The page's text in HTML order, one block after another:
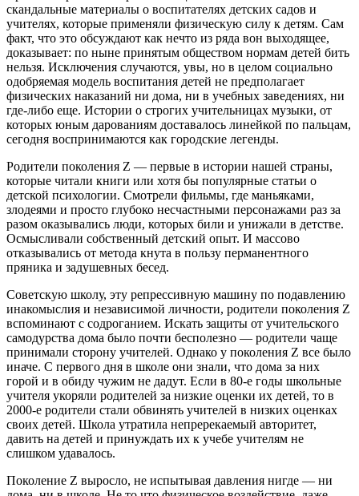
скандальные материалы о воспитателях детских садов и
учителях, которые применяли физическую силу к детям. Сам
факт, что это обсуждают как нечто из ряда вон выходящее,
доказывает: по ныне принятым обществом нормам детей бить
нельзя. Исключения случаются, увы, но в целом социально
одобряемая модель воспитания детей не предполагает
физических наказаний ни дома, ни в учебных заведениях, ни
где-либо еще. Истории о строгих учительницах музыки, от
которых юным дарованиям доставалось линейкой по пальцам,
сегодня воспринимаются как городские легенды.
Родители поколения Z — первые в истории нашей страны,
которые читали книги или хотя бы популярные статьи о
детской психологии. Смотрели фильмы, где маньяками,
злодеями и просто глубоко несчастными персонажами раз за
разом оказывались люди, которых били и унижали в детстве.
Осмысливали собственный детский опыт. И массово
отказывались от метода кнута в пользу перманентного
пряника и задушевных бесед.
Советскую школу, эту репрессивную машину по подавлению
инакомыслия и независимой личности, родители поколения Z
вспоминают с содроганием. Искать защиты от учительского
самодурства дома было почти бесполезно — родители чаще
принимали сторону учителей. Однако у поколения Z все было
иначе. С первого дня в школе они знали, что дома за них
горой и в обиду чужим не дадут. Если в 80-е годы школьные
учителя укоряли родителей за низкие оценки их детей, то в
2000-е родители стали обвинять учителей в низких оценках
своих детей. Школа утратила непререкаемый авторитет,
давить на детей и принуждать их к учебе учителям не
слишком удавалось.
Поколение Z выросло, не испытывая давления нигде — ни